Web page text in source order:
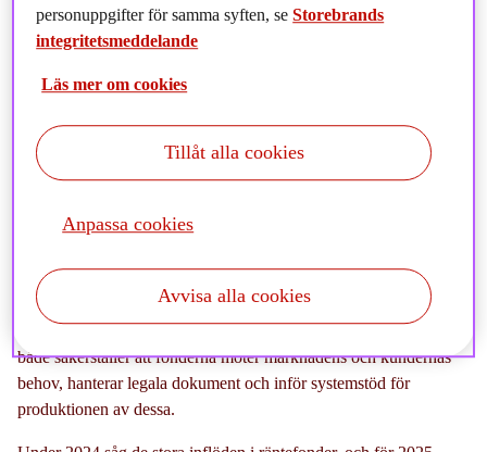
”Vi strävar alltid efter att lansera produkter baserade på
verklig kundefterfrågan” säger Kristian Håkansson,
intervju.
Kristian berättar om hur han trivs i sin omväxlande roll där han
både säkerställer att fonderna möter marknadens och kundernas
behov, hanterar legala dokument och inför systemstöd för
produktionen av dessa.
personuppgifter för samma syften, seStorebrands
integritetsmeddelande
Läs mer om cookies
Anpassa cookies
Avvisa alla cookies
Tillåt alla cookies